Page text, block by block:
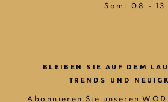
Sam: 08 - 13
BLEIBEN SIE AUF DEM
TRENDS UND
Abonnieren Sie unseren